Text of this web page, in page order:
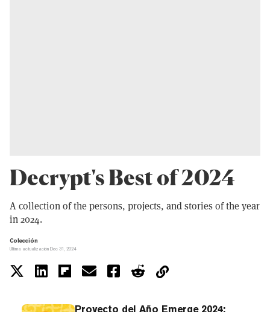
Decrypt's Best of 2024
A collection of the persons, projects, and stories of the year
in 2024.
Colección
Última actualización Dec 31, 2024
Proyecto del Año Emerge 2024: